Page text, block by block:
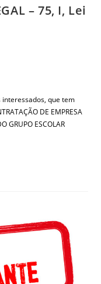
– 75, I, Lei
que tem
DE EMPRESA
GRUPO ESCOLAR